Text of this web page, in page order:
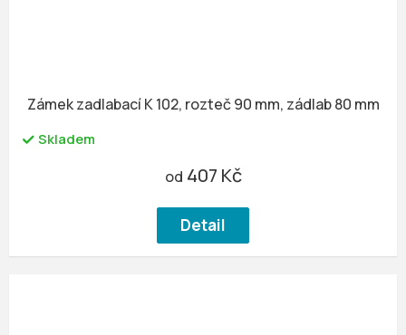
Zámek zadlabací K 102, rozteč 90 mm, zádlab 80 mm
Skladem
od 407 Kč
Detail